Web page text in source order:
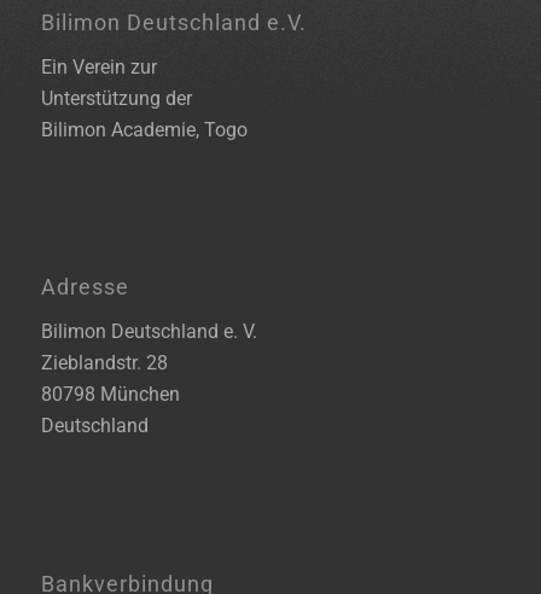
Bilimon Deutschland e.V.
Ein Verein zur
Unterstützung der
Bilimon Academie, Togo
Adresse
Bilimon Deutschland e. V.
Zieblandstr. 28
80798 München
Deutschland
Bankverbindung